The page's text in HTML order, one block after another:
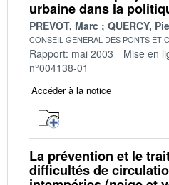
urbaine dans la
PREVOT, Marc QUERCY,
CONSEIL GENERAL DES PONTS ET
Rapport: mai 2003 Mise en
n°004138-01
Accéder à la notice
La prévention et le
difficultés de